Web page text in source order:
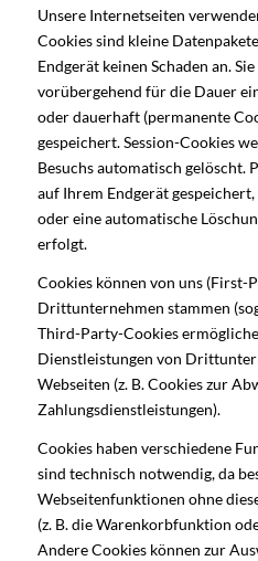
Unsere Internetseiten
Cookies sind kleine
Endgerät keinen Schaden an.
vorübergehend für die Dauer
oder dauerhaft (permanente
gespeichert. Session-Cookies
Besuchs automatisch gelöscht.
auf Ihrem Endgerät gespeichert,
oder eine automatische
erfolgt.
Cookies können von uns (First-
Drittunternehmen stammen
Third-Party-Cookies
Dienstleistungen von
Webseiten (z. B. Cookies zur
Zahlungsdienstleistungen).
Cookies haben verschiedene
sind technisch notwendig, da
Webseitenfunktionen ohne
(z. B. die Warenkorbfunktion
Andere Cookies können zur